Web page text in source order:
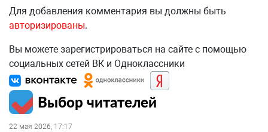
Для добавления комментария вы должны быть
авторизированы.
Вы можете зарегистрироваться на сайте с помощью
социальных сетей ВК и Одноклассники
Выбор читателей
22 мая 2026, 17:17